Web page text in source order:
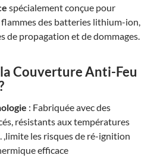
spécialement conçue pour
flammes des batteries lithium-ion,
de propagation et de dommages.
Couverture Anti-Feu
: Fabriquée avec des
résistants aux températures
,limite les risques de ré-ignition
efficace